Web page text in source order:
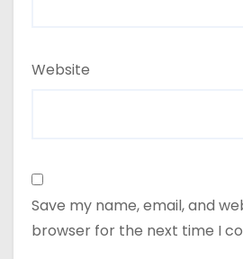
Website
Save my name, email, and
browser for the next time I